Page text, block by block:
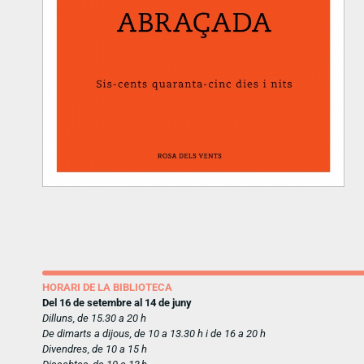
HORARI DE LA BIBLIOTECA
Del 16 de setembre al 14 de juny
Dilluns, de 15.30 a 20 h
De dimarts a dijous, de 10 a 13.30 h i de 16 a 20 h
Divendres, de 10 a 15 h